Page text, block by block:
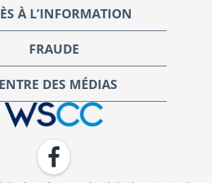
À L’INFORMATION
FRAUDE
DES MÉDIAS
and Compensation Commission
Facebook